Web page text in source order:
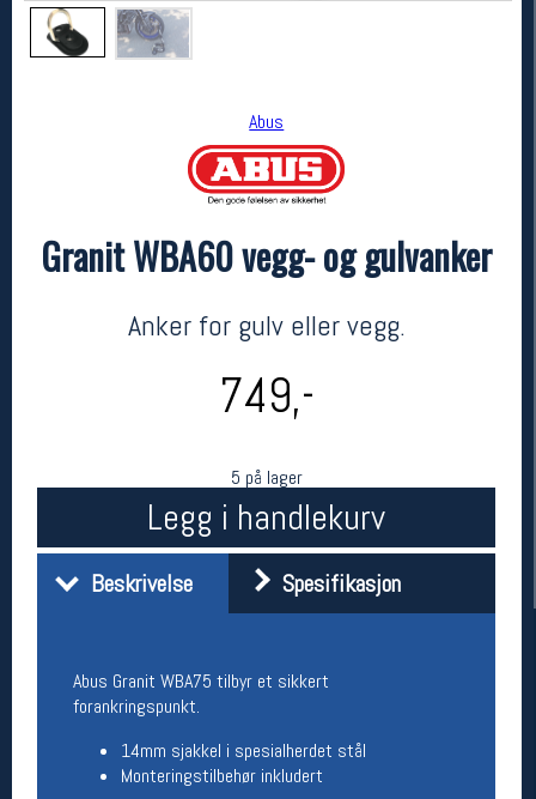
Abus
Granit WBA60 vegg- og gulvanker
Anker for gulv eller vegg.
749,-
5 på lager
Legg i handlekurv
Beskrivelse Spesifikasjon
Abus Granit WBA75 tilbyr et sikkert
forankringspunkt.
14mm sjakkel i spesialherdet stål
Monteringstilbehør inkludert
Abus
Granit WBA60 vegg- og gulvanker
kr 749
Her finner du oss
Oslo Sportslager